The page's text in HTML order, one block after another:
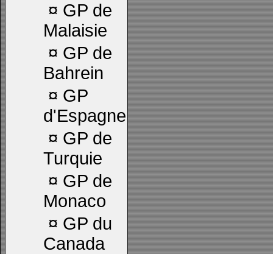
¤ GP de
Malaisie
¤ GP de
Bahrein
¤ GP
d'Espagne
¤ GP de
Turquie
¤ GP de
Monaco
¤ GP du
Canada